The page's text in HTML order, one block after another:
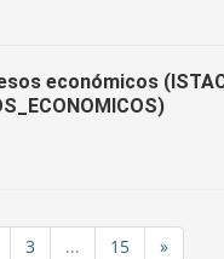
económicos
3 ... 15 »